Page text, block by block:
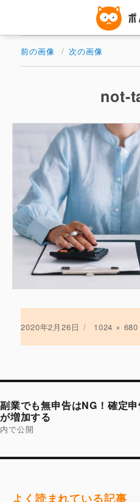
ン
前の画像 次の画像
not-
投
2020年2月26日
フ
ズ
1024 × 680
投
ナ
ビ
ゲ
ー
ョ
副業でも無申告はNG！確定
が増加する
内で公開
よく読まれている記事